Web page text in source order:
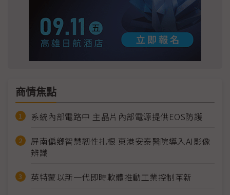
商情焦點
系統內部電路中 主晶片內部電源提供EOS防護
屏南偏鄉智慧韌性扎根 東港安泰醫院導入AI影像
辨識
英特蒙以新一代即時軟體推動工業控制革新